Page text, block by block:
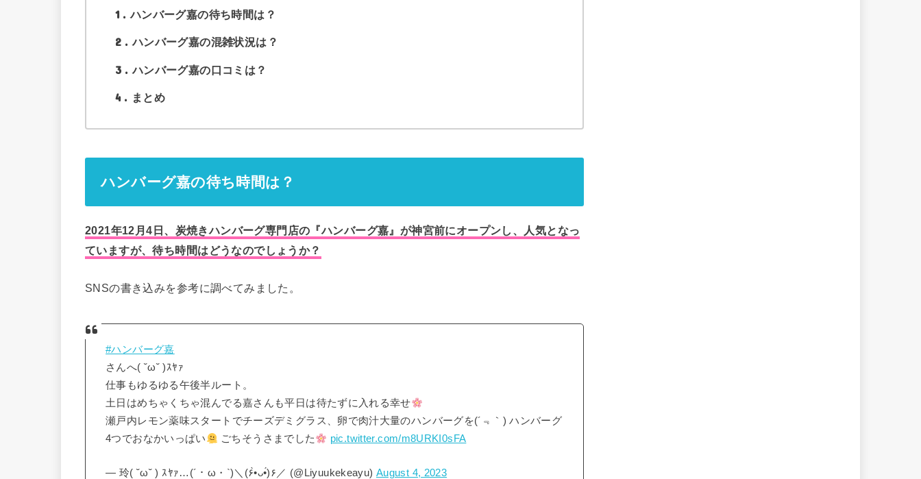
1 ハンバーグ嘉の待ち時間は？
2 ハンバーグ嘉の混雑状況は？
3 ハンバーグ嘉の口コミは？
4 まとめ
ハンバーグ嘉の待ち時間は？
2021年12月4日、炭焼きハンバーグ専門店の『ハンバーグ嘉』が神宮前にオープンし、人気となっ
てい ますが、待ち時間はどうなのでしょうか？
SNSの書き込みを参考に調べてみました。
#ハンバーグ嘉
さんへ( ˘ω˘ )ｽﾔｧ
仕事もゆるゆる午後半ルート。
土日はめちゃくちゃ混んでる嘉さんも平日は待たずに入れる幸せ
瀬戸内レモン薬味スタートでチーズデミグラス、卵で肉汁大量のハンバーグを(´﹃｀) ハンバーグ
4つでおなかいっぱい
ごちそうさまでした pic.twitter.com/m8URKI0sFA
— 玲( ˘ω˘ ) ｽﾔｧ…(´・ω・`)＼(۶•̀ᴗ•́)۶／ (@Liyuukekeayu) August 4, 2023